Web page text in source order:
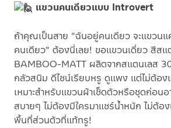
แขวนคนเดียวแบบ Introvert
ถ้าคุณเป็นสาย "ฉันอยู่คนเดียว จะแขวนแ
คนเดียว" ต้องนี่เลย! ขอแขวนเดี่ยว สีสแ
BAMBOO-MATT ผลิตจากสแตนเลส
กลัวสนิม ดีไซน์เรียบหรู ดูแพง แต่ไม่ต้อง
เหมาะสำหรับแขวนผ้าเช็ดตัวหรือชุดก่อน
สบายๆ ไม่ต้องมีใครมาแชร์น้ำหนัก ไม่ต้อ
พื้นที่ส่วนตัวที่แท้ทรู!